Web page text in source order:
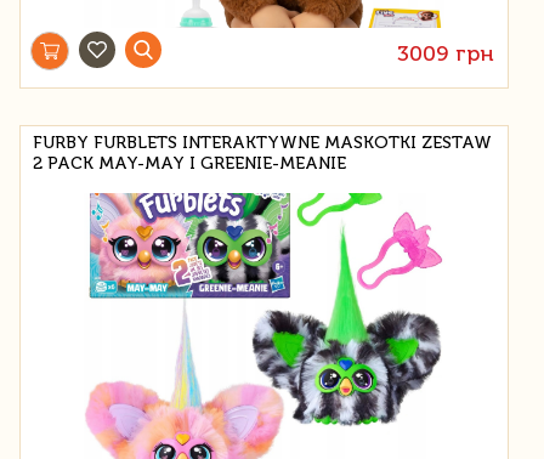
3009 грн
FURBY FURBLETS INTERAKTYWNE MASKOTKI ZESTAW
2 PACK MAY-MAY I GREENIE-MEANIE